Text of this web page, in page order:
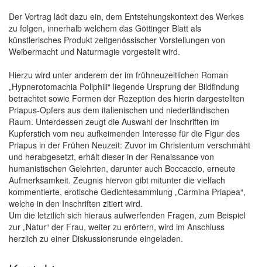
Der Vortrag lädt dazu ein, dem Entstehungskontext des Werkes
zu folgen, innerhalb welchem das Göttinger Blatt als
künstlerisches Produkt zeitgenössischer Vorstellungen von
Weibermacht und Naturmagie vorgestellt wird.
Hierzu wird unter anderem der im frühneuzeitlichen Roman
„Hypnerotomachia Poliphili“ liegende Ursprung der Bildfindung
betrachtet sowie Formen der Rezeption des hierin dargestellten
Priapus-Opfers aus dem italienischen und niederländischen
Raum. Unterdessen zeugt die Auswahl der Inschriften im
Kupferstich vom neu aufkeimenden Interesse für die Figur des
Priapus in der Frühen Neuzeit: Zuvor im Christentum verschmäht
und herabgesetzt, erhält dieser in der Renaissance von
humanistischen Gelehrten, darunter auch Boccaccio, erneute
Aufmerksamkeit. Zeugnis hiervon gibt mitunter die vielfach
kommentierte, erotische Gedichtesammlung „Carmina Priapea“,
welche in den Inschriften zitiert wird.
Um die letztlich sich hieraus aufwerfenden Fragen, zum Beispiel
zur „Natur“ der Frau, weiter zu erörtern, wird im Anschluss
herzlich zu einer Diskussionsrunde eingeladen.